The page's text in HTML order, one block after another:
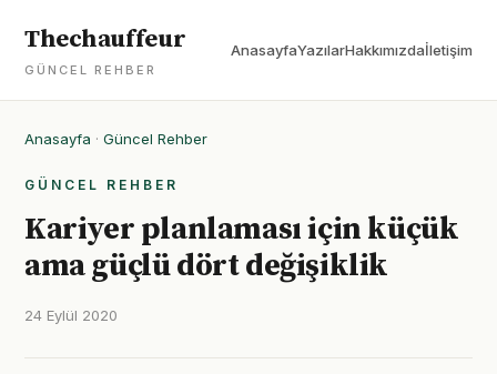
Thechauffeur
GÜNCEL REHBER
AnasayfaYazılarHakkımızdaİletişim
Anasayfa · Güncel Rehber
GÜNCEL REHBER
Kariyer planlaması için küçük
ama güçlü dört değişiklik
24 Eylül 2020